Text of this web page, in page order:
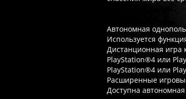
Автономная
Используется
Дистанционная игра
PlayStation®4 или
PlayStation®4 или
Расширенные
Доступна